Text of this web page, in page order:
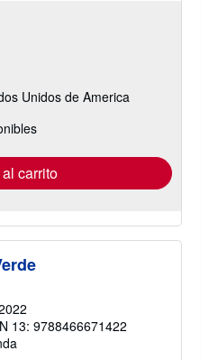
Unidos de America
carrito
13: 9788466671422